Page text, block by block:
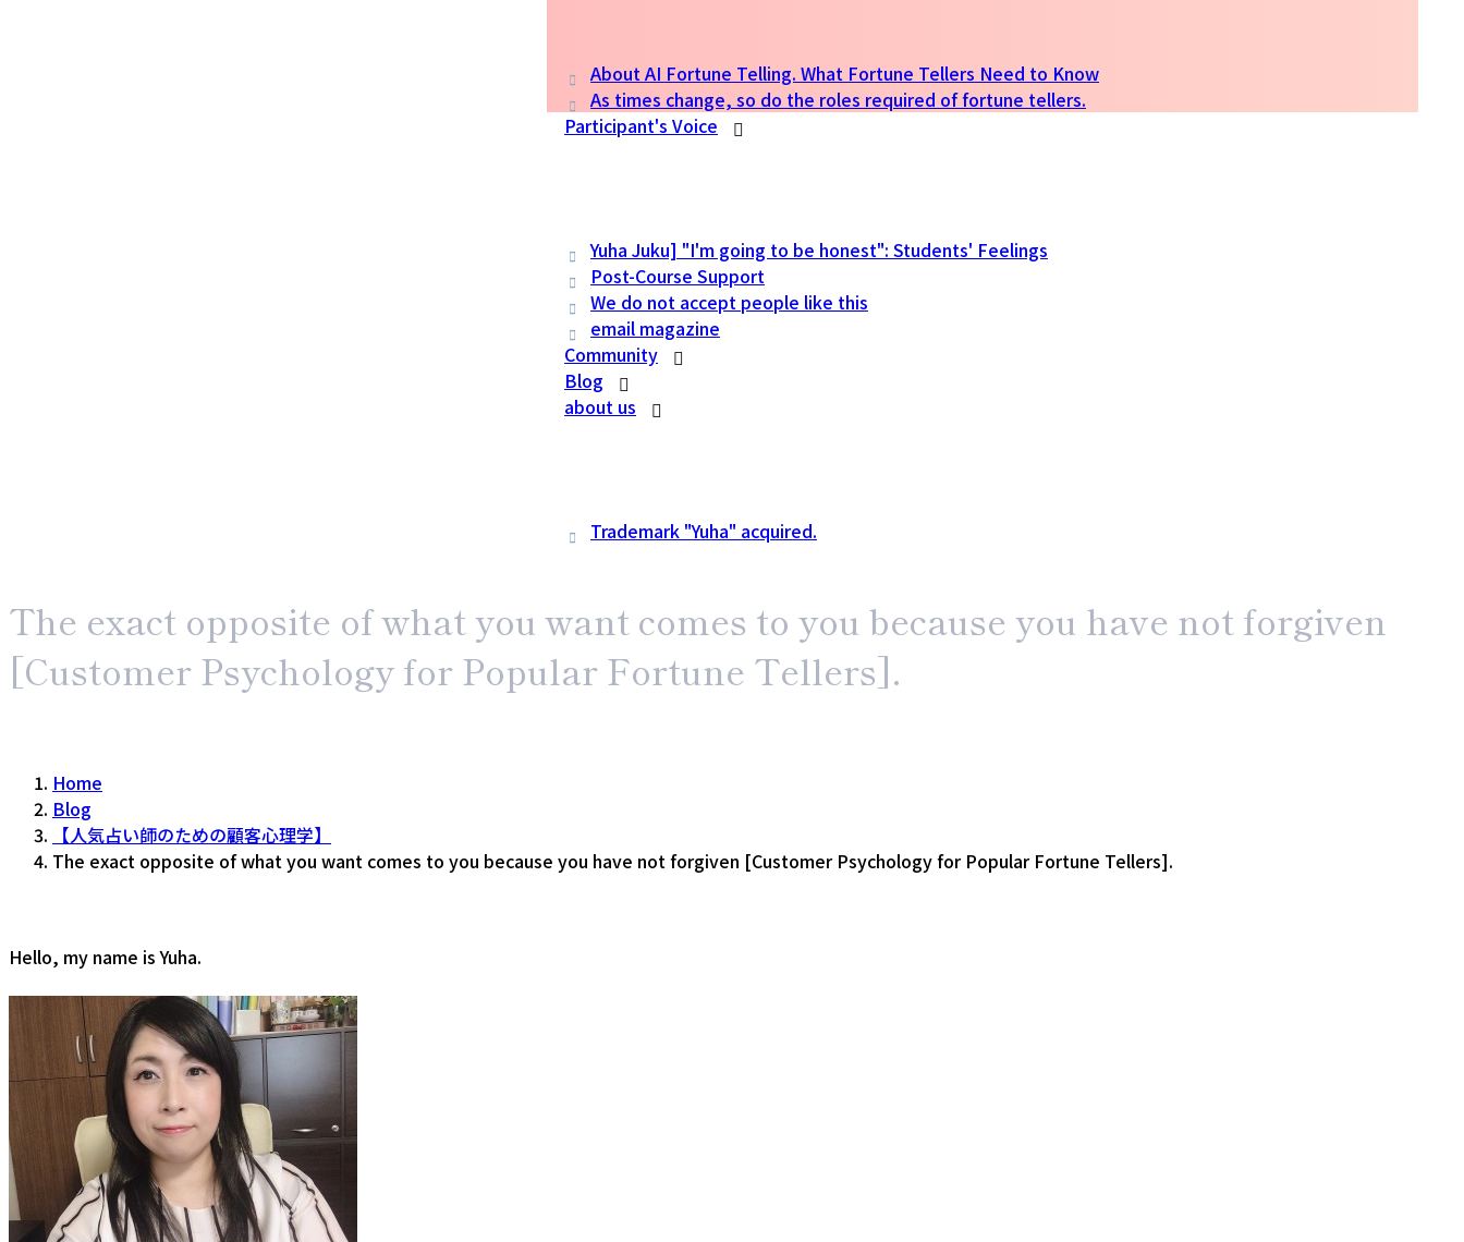
About AI Fortune Telling. What Fortune Tellers Need to Know
As times change, so do the roles required of fortune tellers.
Participant's Voice
Yuha Juku] "I'm going to be honest": Students' Feelings
Post-Course Support
We do not accept people like this
email magazine
Community
Blog
about us
Trademark "Yuha" acquired.
The exact opposite of what you want comes to you because you have not forgiven
[Customer Psychology for Popular Fortune Tellers].
Home
Blog
【人気占い師のための顧客心理学】
The exact opposite of what you want comes to you because you have not forgiven [Customer Psychology for Popular Fortune Tellers].
Hello, my name is Yuha.